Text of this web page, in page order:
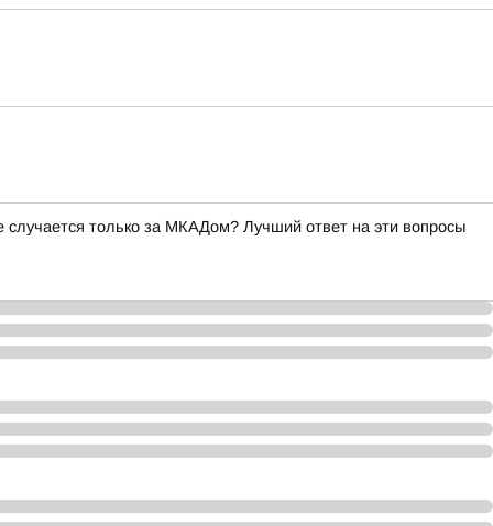
только за МКАДом? Лучший ответ на эти вопросы